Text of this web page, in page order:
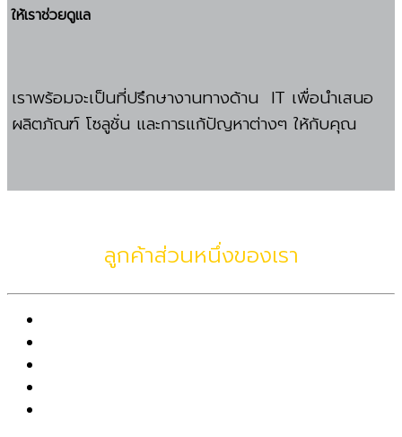
ให้เราช่วยดูแล
เราพร้อมจะเป็นที่ปรึกษางานทางด้าน IT เพื่อนำเสนอ
ผลิตภัณฑ์ โซลูชั่น และการแก้ปัญหาต่างๆ ให้กับคุณ
ลูกค้าส่วนหนึ่งของเรา